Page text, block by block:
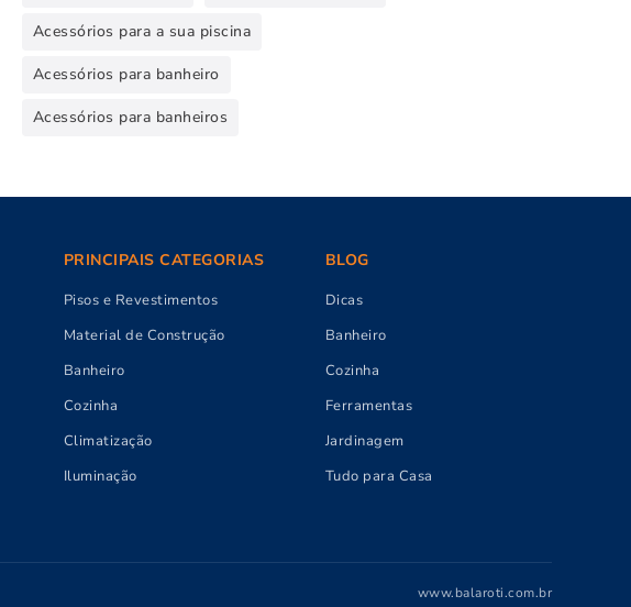
Acessórios para a sua piscina
Acessórios para banheiro
Acessórios para banheiros
PRINCIPAIS CATEGORIAS
Pisos e Revestimentos
Material de Construção
Banheiro
Cozinha
Climatização
Iluminação
BLOG
Dicas
Banheiro
Cozinha
Ferramentas
Jardinagem
Tudo para Casa
www.balaroti.com.br